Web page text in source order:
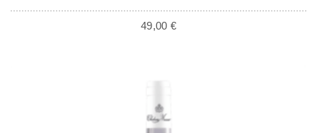
49,00 €